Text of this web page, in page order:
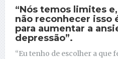
“Nós temos limites
não reconhecer isso
para aumentar a
depressão”.
“Eu tenho de escolher a que